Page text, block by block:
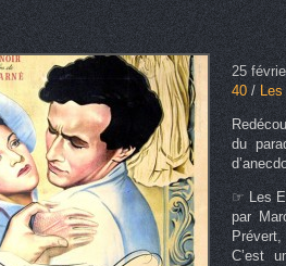
25
40/
du
☞ Les
par
Prévert,
C’est